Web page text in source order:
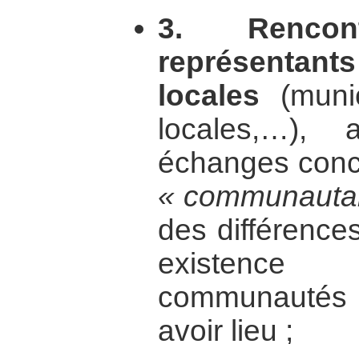
3.
locales
locales,…),
échanges
«
des
existence
avoir lieu ;